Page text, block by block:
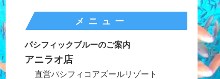
メニュー
パシフィックブルーのご案内
アニラオ店
直営パシフィコアズールリゾート